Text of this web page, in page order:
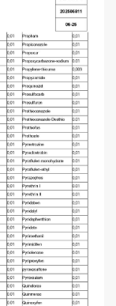
×
Hasat
Soğuk
Bilgem